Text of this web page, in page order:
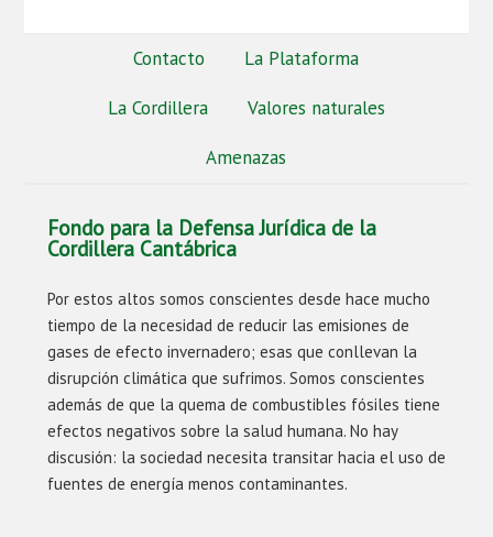
Contacto La Plataforma
La Cordillera Valores naturales
Amenazas
Fondo para la Defensa Jurídica de la
Cordillera Cantábrica
Por estos altos somos conscientes desde hace mucho
tiempo de la necesidad de reducir las emisiones de
gases de efecto invernadero; esas que conllevan la
disrupción climática que sufrimos. Somos conscientes
además de que la quema de combustibles fósiles tiene
efectos negativos sobre la salud humana. No hay
discusión: la sociedad necesita transitar hacia el uso de
fuentes de energía menos contaminantes.